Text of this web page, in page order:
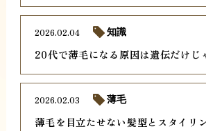
20代で薄毛になる原因は遺伝だけじ
2026.02.04 知識
薄毛を目立たせない髪型とスタイリ
2026.02.03 薄毛